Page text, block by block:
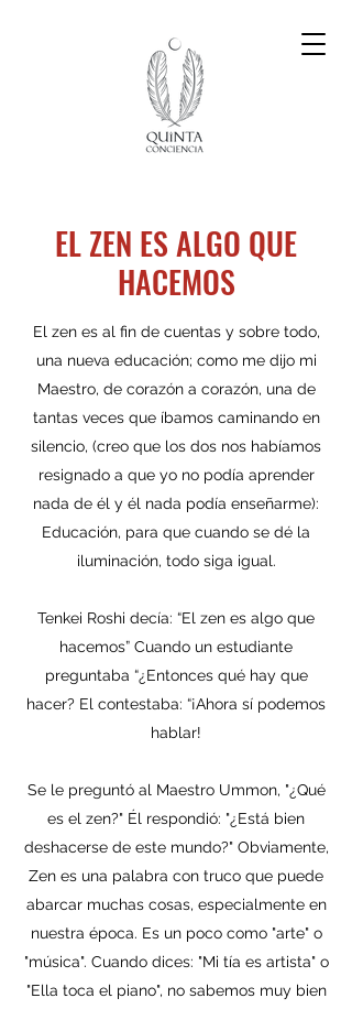
EL ZEN ES ALGO QUE
HACEMOS
El zen es al fin de cuentas y sobre todo,
una nueva educación; como me dijo mi
Maestro, de corazón a corazón, una de
tantas veces que íbamos caminando en
silencio, (creo que los dos nos habíamos
resignado a que yo no podía aprender
nada de él y él nada podía enseñarme):
Educación, para que cuando se dé la
iluminación, todo siga igual.
Tenkei Roshi decía: “El zen es algo que
hacemos” Cuando un estudiante
preguntaba “¿Entonces qué hay que
hacer? El contestaba: “¡Ahora sí podemos
hablar!
Se le preguntó al Maestro Ummon, "¿Qué
es el zen?" Él respondió: "¿Está bien
deshacerse de este mundo?" Obviamente,
Zen es una palabra con truco que puede
abarcar muchas cosas, especialmente en
nuestra época. Es un poco como "arte" o
"música". Cuando dices: "Mi tía es artista" o
"Ella toca el piano", no sabemos muy bien